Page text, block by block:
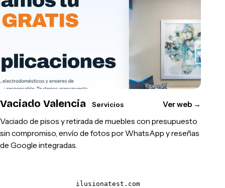
Vaciado Valencia Servicios Ver web →
Vaciado de pisos y retirada de muebles con presupuesto
sin compromiso, envío de fotos por WhatsApp y reseñas
de Google integradas.
ilusionatest.com